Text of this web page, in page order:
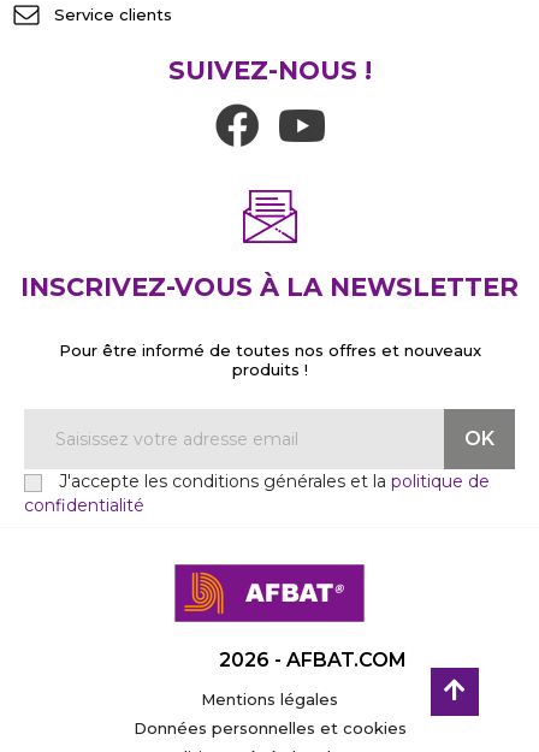
Service clients
SUIVEZ-NOUS !
INSCRIVEZ-VOUS À LA NEWSLETTER
Pour être informé de toutes nos offres et nouveaux
produits !
J'accepte les conditions générales et la politique de
confidentialité
2026 - AFBAT.COM
Mentions légales
Données personnelles et cookies